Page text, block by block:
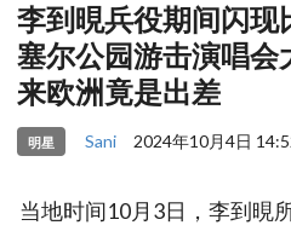
李到晛兵役期间闪现
塞尔公园游击演唱会
来欧洲竟是出差
明星 Sani 2024年10月4日
当地时间10月3日，李到晛